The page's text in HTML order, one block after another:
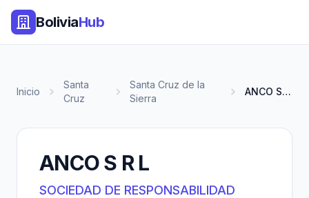
BoliviaHub
Inicio
Santa
Cruz
Santa Cruz de la
Sierra
ANCO S R L
ANCO S R L
SOCIEDAD DE RESPONSABILIDAD